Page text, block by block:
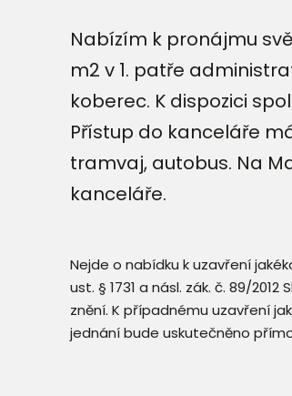
Nabízím k pronájmu
m2 v 1. patře
koberec. K dispozici
Přístup do kanceláře
tramvaj, autobus. Na
kanceláře.
Nejde o nabídku k uzavření
ust. § 1731 a násl. zák. č. 89/
znění. K případnému uzavření
jednání bude uskutečněno